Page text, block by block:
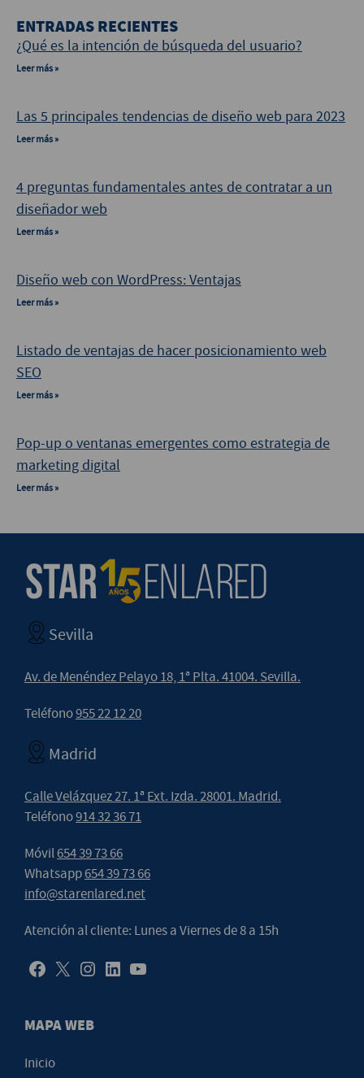
ENTRADAS RECIENTES
¿Qué es la intención de búsqueda del usuario?
Leer más »
Las 5 principales tendencias de diseño web para 2023
Leer más »
4 preguntas fundamentales antes de contratar a un
diseñador web
Leer más »
Diseño web con WordPress: Ventajas
Leer más »
Listado de ventajas de hacer posicionamiento web
SEO
Leer más »
Pop-up o ventanas emergentes como estrategia de
marketing digital
Leer más »
Sevilla
Av. de Menéndez Pelayo 18, 1ª Plta. 41004. Sevilla.
Teléfono955 22 12 20
Madrid
Calle Velázquez 27. 1ª Ext. Izda. 28001. Madrid.
Teléfono914 32 36 71
Móvil654 39 73 66
Whatsapp654 39 73 66
info@starenlared.net
Atención al cliente: Lunes a Viernes de 8 a 15h
MAPA WEB
Inicio